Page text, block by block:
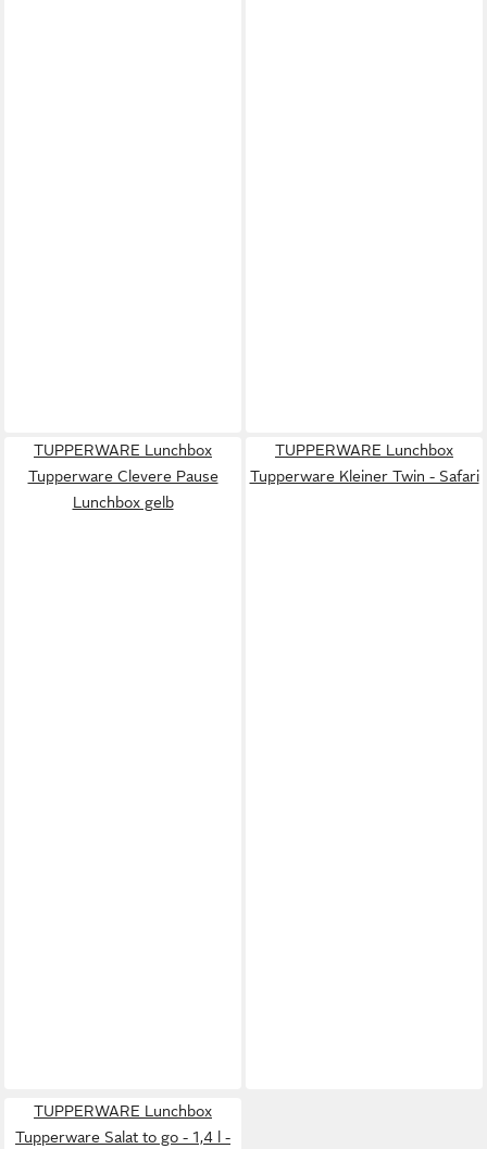
TUPPERWARE Lunchbox
Tupperware Clevere Pause
Lunchbox gelb
TUPPERWARE Lunchbox
Tupperware Kleiner Twin - Safari
TUPPERWARE Lunchbox
Tupperware Salat to go - 1,4 l -